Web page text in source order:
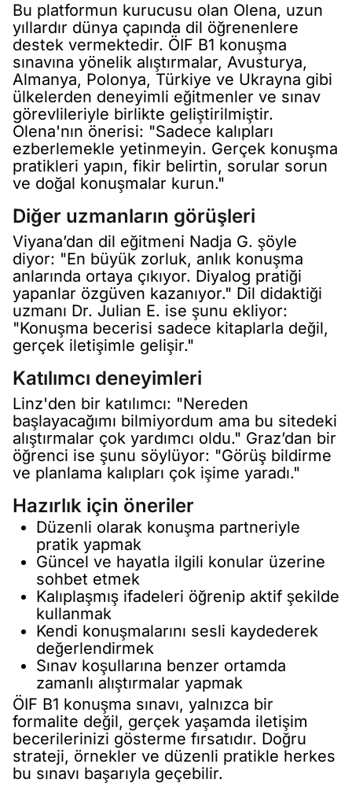
Bu platformun kurucusu olan Olena, uzun
yıllardır dünya çapında dil öğrenenlere
destek vermektedir. ÖIF B1 konuşma
sınavına yönelik alıştırmalar, Avusturya,
Almanya, Polonya, Türkiye ve Ukrayna gibi
ülkelerden deneyimli eğitmenler ve sınav
görevlileriyle birlikte geliştirilmiştir.
Olena'nın önerisi: "Sadece kalıpları
ezberlemekle yetinmeyin. Gerçek konuşma
pratikleri yapın, fikir belirtin, sorular sorun
ve doğal konuşmalar kurun."
Diğer uzmanların görüşleri
Viyana’dan dil eğitmeni Nadja G. şöyle
diyor: "En büyük zorluk, anlık konuşma
anlarında ortaya çıkıyor. Diyalog pratiği
yapanlar özgüven kazanıyor." Dil didaktiği
uzmanı Dr. Julian E. ise şunu ekliyor:
"Konuşma becerisi sadece kitaplarla değil,
gerçek iletişimle gelişir."
Katılımcı deneyimleri
Linz'den bir katılımcı: "Nereden
başlayacağımı bilmiyordum ama bu sitedeki
alıştırmalar çok yardımcı oldu." Graz’dan bir
öğrenci ise şunu söylüyor: "Görüş bildirme
ve planlama kalıpları çok işime yaradı."
Hazırlık için öneriler
Düzenli olarak konuşma partneriyle
pratik yapmak
Güncel ve hayatla ilgili konular üzerine
sohbet etmek
Kalıplaşmış ifadeleri öğrenip aktif şekilde
kullanmak
Kendi konuşmalarını sesli kaydederek
değerlendirmek
Sınav koşullarına benzer ortamda
zamanlı alıştırmalar yapmak
ÖIF B1 konuşma sınavı, yalnızca bir
formalite değil, gerçek yaşamda iletişim
becerilerinizi gösterme fırsatıdır. Doğru
strateji, örnekler ve düzenli pratikle herkes
bu sınavı başarıyla geçebilir.